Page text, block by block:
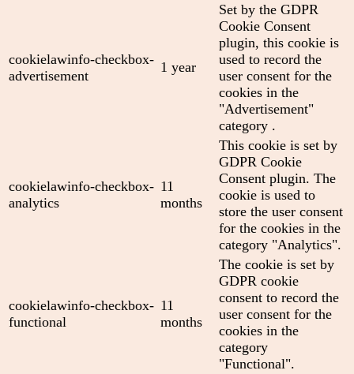
cookielawinfo-checkbox-
advertisement
1 year
Set by the GDPR
Cookie Consent
plugin, this cookie is
used to record the
user consent for the
cookies in the
"Advertisement"
category .
cookielawinfo-checkbox-
analytics
11
months
This cookie is set by
GDPR Cookie
Consent plugin. The
cookie is used to
store the user consent
for the cookies in the
category "Analytics".
cookielawinfo-checkbox-
functional
11
months
The cookie is set by
GDPR cookie
consent to record the
user consent for the
cookies in the
category
"Functional".